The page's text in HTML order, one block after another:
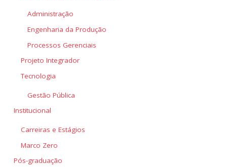
Administração
Engenharia da Produção
Processos Gerenciais
Projeto Integrador
Tecnologia
Gestão Pública
Institucional
Carreiras e Estágios
Marco Zero
Pós-graduação